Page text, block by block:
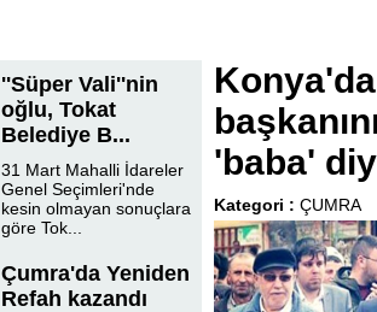
''Süper Vali''nin
oğlu, Tokat
Belediye B...
31 Mart Mahalli İdareler
Genel Seçimleri'nde
kesin olmayan sonuçlara
göre Tok...
Çumra'da Yeniden
Refah kazandı
'baba'
Kategori : ÇUMRA